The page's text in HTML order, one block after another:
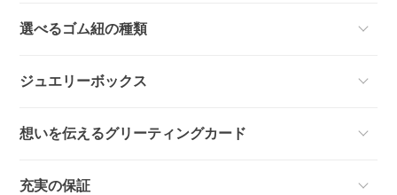
選べるゴム紐の種類
ジュエリーボックス
想いを伝えるグリーティングカード
充実の保証